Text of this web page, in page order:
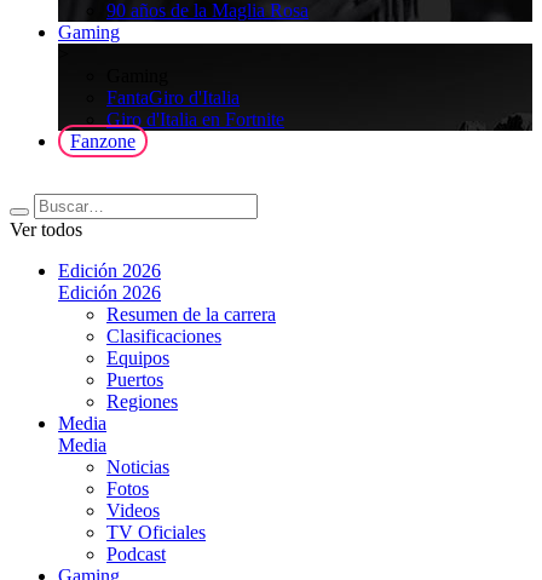
90 años de la Maglia Rosa
Gaming
FantaGiro d'Italia
Giro d'Italia en Fortnite
Fanzone
Ver todos
Edición 2026
Edición 2026
Resumen de la carrera
Clasificaciones
Equipos
Puertos
Regiones
Media
Media
Noticias
Fotos
Videos
TV Oficiales
Podcast
Gaming